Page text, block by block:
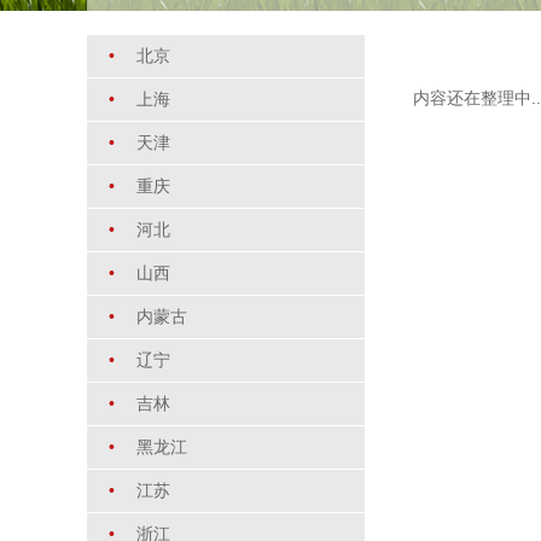
• 北京
• 上海
• 天津
• 重庆
• 河北
• 山西
• 内蒙古
• 辽宁
• 吉林
• 黑龙江
• 江苏
• 浙江
内容还在整理中